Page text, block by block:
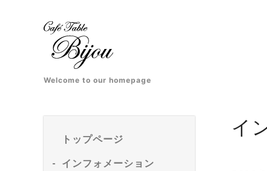
Welcome to our homepage
トップページ
インフォメーション
イ